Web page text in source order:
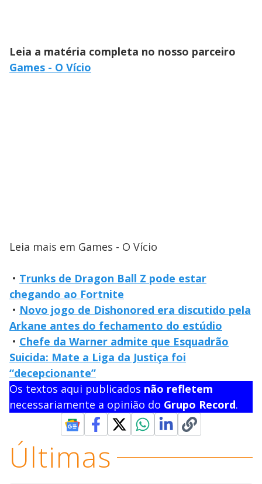
Leia a matéria completa no nosso parceiro
Games - O Vício
Leia mais em Games - O Vício
• Trunks de Dragon Ball Z pode estar
chegando ao Fortnite
• Novo jogo de Dishonored era discutido pela
Arkane antes do fechamento do estúdio
• Chefe da Warner admite que Esquadrão
Suicida: Mate a Liga da Justiça foi
“decepcionante”
Os textos aqui publicados não refletem
necessariamente a opinião do Grupo Record.
Últimas